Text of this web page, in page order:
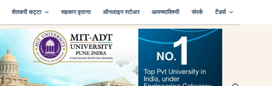
शेतकरी कट्टा सहकार वृतान्त ऑनलाइन स्टोअर आमच्याविषयी संपर्क टेंडर्स